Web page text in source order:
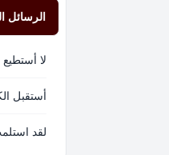
الرسائل
لا
أستقبل
لقد